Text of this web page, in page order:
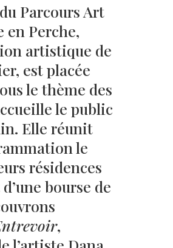
Parcours Art
Perche,
artistique de
est placée
le thème des
le public
Elle réunit
le
résidences
bourse de
,